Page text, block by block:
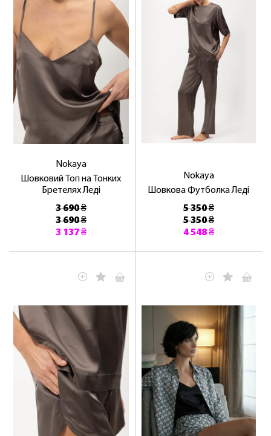
Nokaya
Шовковий Топ на Тонких
Бретелях Леді
3 690 ₴
3 690 ₴
3 137 ₴
Nokaya
Шовкова Футболка Леді
5 350 ₴
5 350 ₴
4 548 ₴